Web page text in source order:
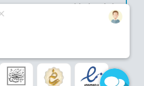
لینک های کاربردی